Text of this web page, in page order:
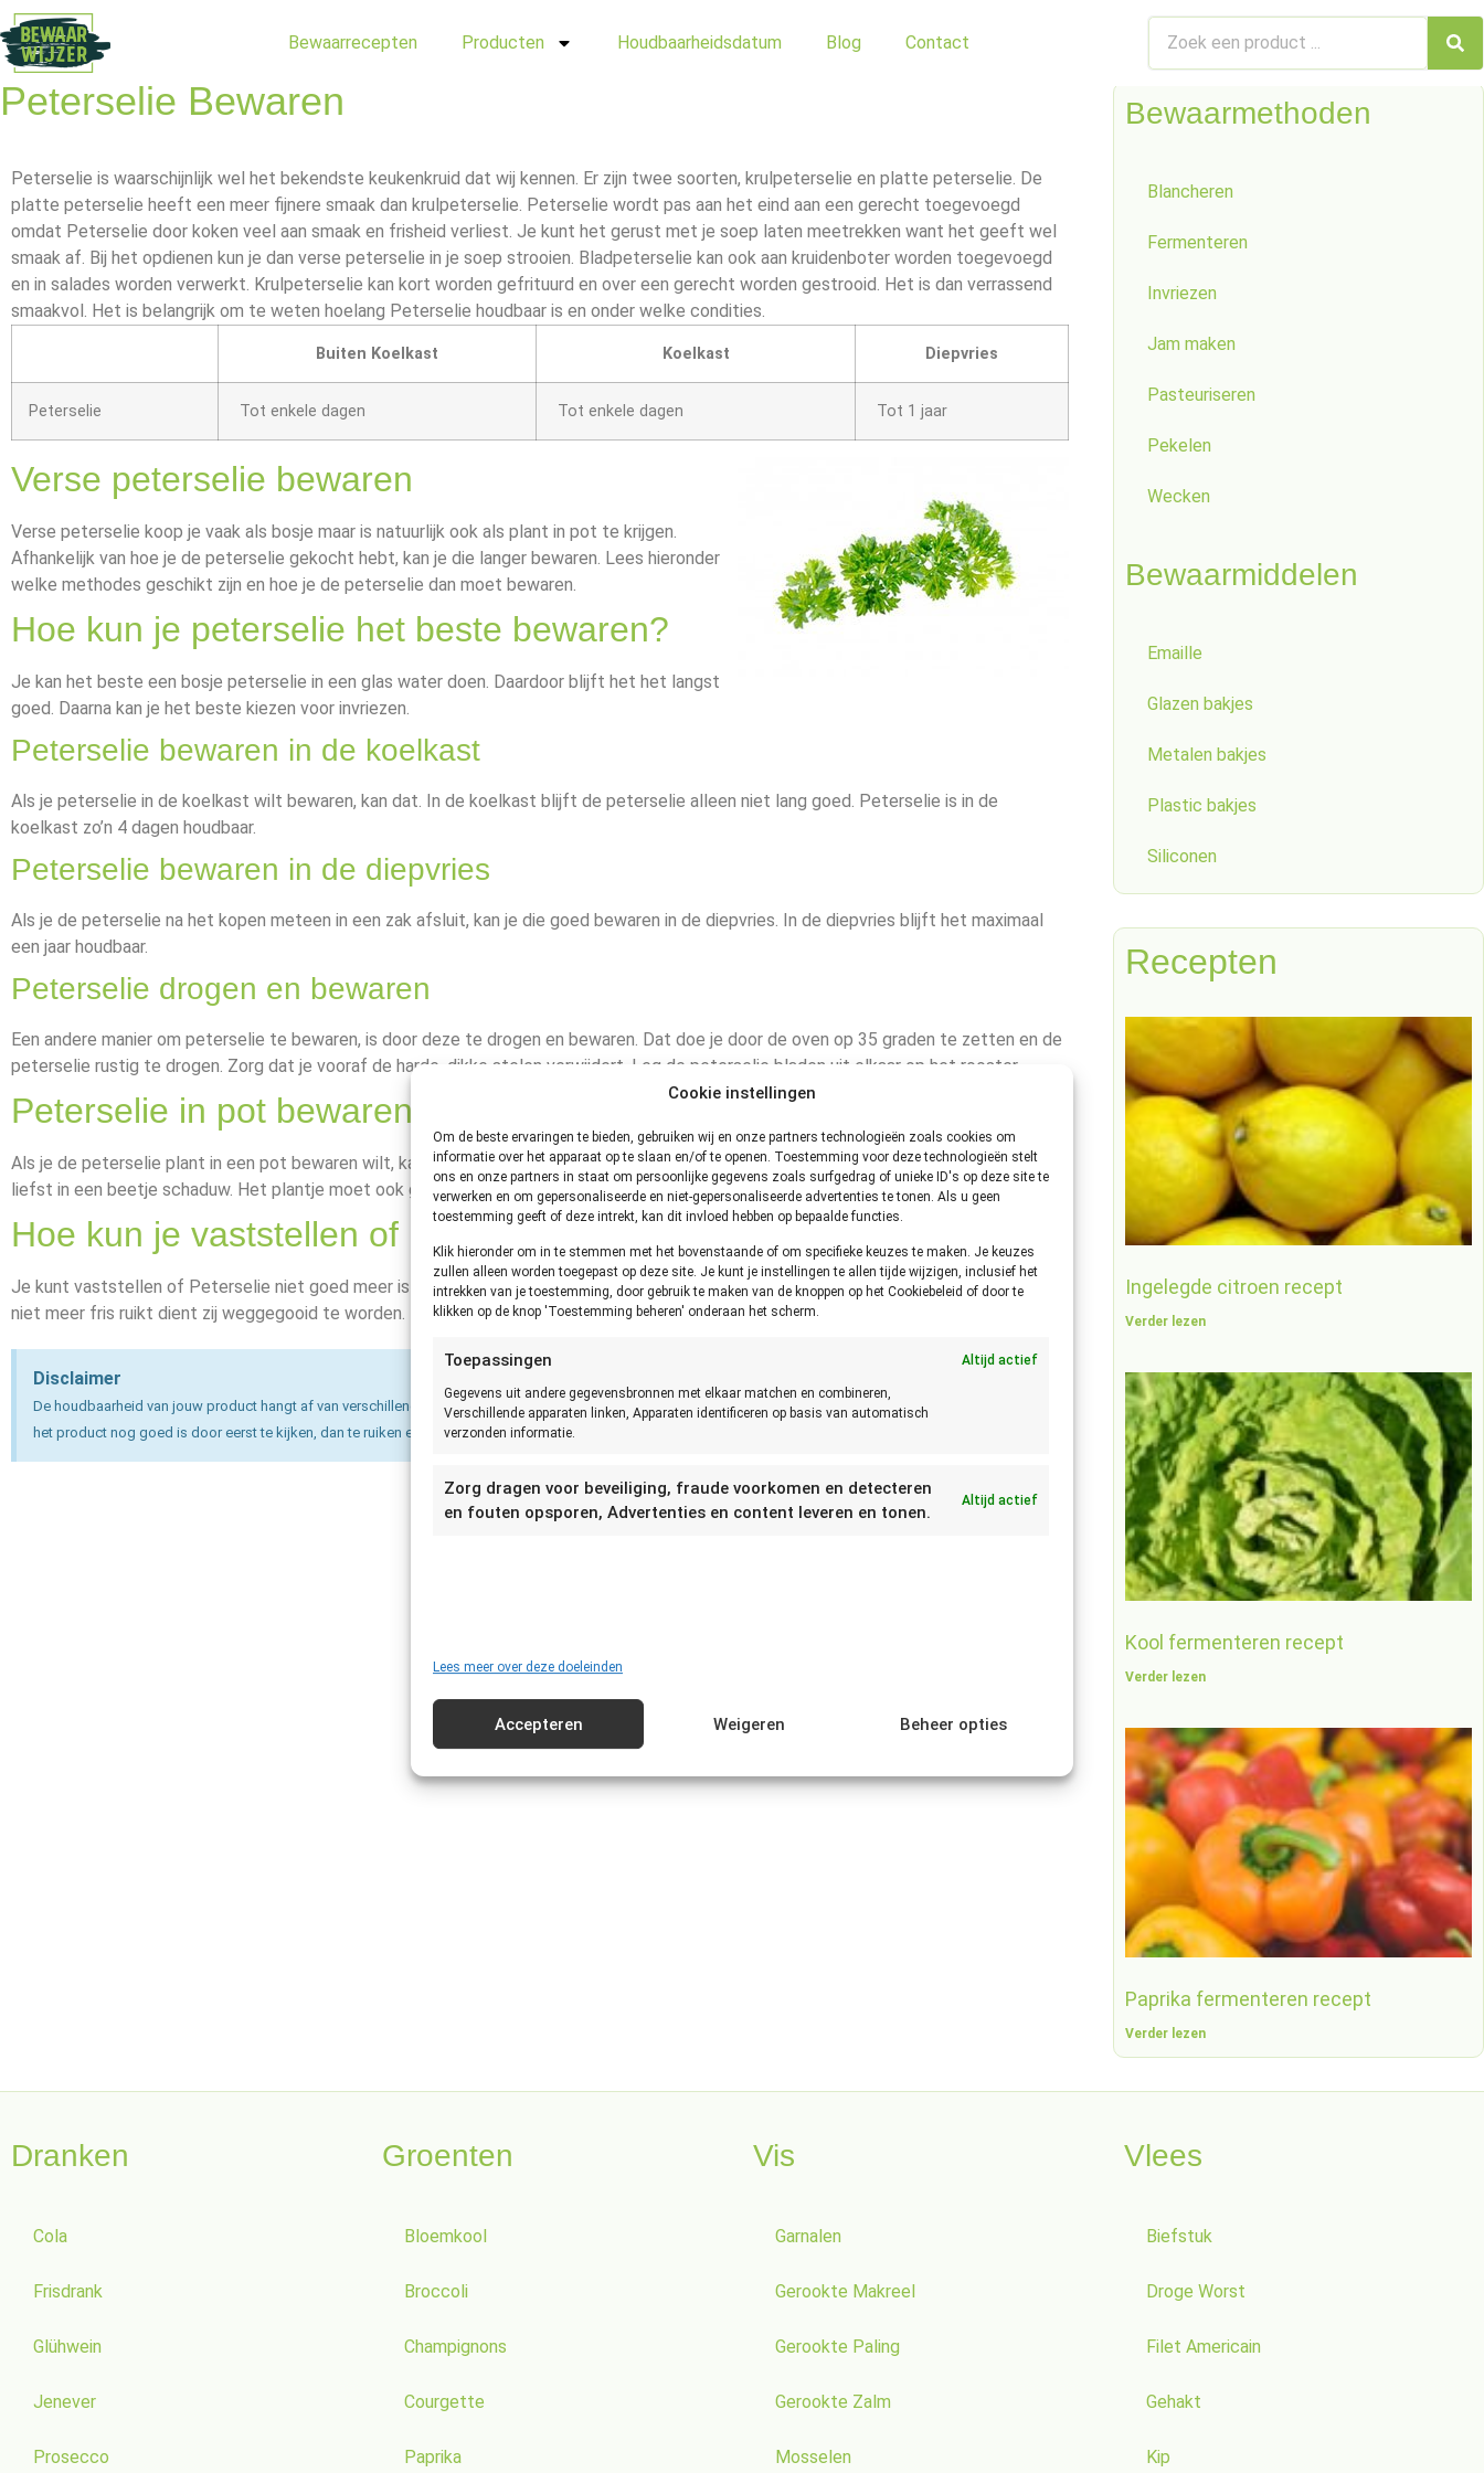
Cookie instellingen
Om de beste ervaringen te bieden, gebruiken wij en onze partners technologieën zoals cookies om
informatie over het apparaat op te slaan en/of te openen. Toestemming voor deze technologieën stelt
ons en onze partners in staat om persoonlijke gegevens zoals surfgedrag of unieke ID's op deze site te
verwerken en om gepersonaliseerde en niet-gepersonaliseerde advertenties te tonen. Als u geen
toestemming geeft of deze intrekt, kan dit invloed hebben op bepaalde functies.
Klik hieronder om in te stemmen met het bovenstaande of om specifieke keuzes te maken. Je keuzes
zullen alleen worden toegepast op deze site. Je kunt je instellingen te allen tijde wijzigen, inclusief het
intrekken van je toestemming, door gebruik te maken van de knoppen op het Cookiebeleid of door te
klikken op de knop 'Toestemming beheren' onderaan het scherm.
Toepassingen Altijd actief
Gegevens uit andere gegevensbronnen met elkaar matchen en combineren,
Verschillende apparaten linken, Apparaten identificeren op basis van automatisch
verzonden informatie.
Zorg dragen voor beveiliging, fraude voorkomen en detecteren
en fouten opsporen, Advertenties en content leveren en tonen.
Altijd actief
Lees meer over deze doeleinden
Accepteren Weigeren Beheer opties
Bewaarrecepten Producten Houdbaarheidsdatum Blog Contact
Peterselie Bewaren
Peterselie is waarschijnlijk wel het bekendste keukenkruid dat wij kennen. Er zijn twee soorten, krulpeterselie en platte peterselie. De
platte peterselie heeft een meer fijnere smaak dan krulpeterselie. Peterselie wordt pas aan het eind aan een gerecht toegevoegd
omdat Peterselie door koken veel aan smaak en frisheid verliest. Je kunt het gerust met je soep laten meetrekken want het geeft wel
smaak af. Bij het opdienen kun je dan verse peterselie in je soep strooien. Bladpeterselie kan ook aan kruidenboter worden toegevoegd
en in salades worden verwerkt. Krulpeterselie kan kort worden gefrituurd en over een gerecht worden gestrooid. Het is dan verrassend
smaakvol. Het is belangrijk om te weten hoelang Peterselie houdbaar is en onder welke condities.
Buiten Koelkast Koelkast Diepvries
Peterselie Tot enkele dagen Tot enkele dagen Tot 1 jaar
Verse peterselie bewaren
Verse peterselie koop je vaak als bosje maar is natuurlijk ook als plant in pot te krijgen.
Afhankelijk van hoe je de peterselie gekocht hebt, kan je die langer bewaren. Lees hieronder
welke methodes geschikt zijn en hoe je de peterselie dan moet bewaren.
Hoe kun je peterselie het beste bewaren?
Je kan het beste een bosje peterselie in een glas water doen. Daardoor blijft het het langst
goed. Daarna kan je het beste kiezen voor invriezen.
Peterselie bewaren in de koelkast
Als je peterselie in de koelkast wilt bewaren, kan dat. In de koelkast blijft de peterselie alleen niet lang goed. Peterselie is in de
koelkast zo’n 4 dagen houdbaar.
Peterselie bewaren in de diepvries
Als je de peterselie na het kopen meteen in een zak afsluit, kan je die goed bewaren in de diepvries. In de diepvries blijft het maximaal
een jaar houdbaar.
Peterselie drogen en bewaren
Een andere manier om peterselie te bewaren, is door deze te drogen en bewaren. Dat doe je door de oven op 35 graden te zetten en de
peterselie rustig te drogen. Zorg dat je vooraf de harde, dikke stelen verwijdert. Leg de peterselie bladen uit elkaar op het rooster.
Peterselie in pot bewaren
Als je de peterselie plant in een pot bewaren wilt, kan dat natuurlijk ook. Zorg dat de peterselie niet in de volle zon komt te staan. Het
liefst in een beetje schaduw. Het plantje moet ook genoeg ruimte voor de wortels hebben. Dus een hoge pot is ideaal.
Hoe kun je vaststellen of Peterselie niet meer goed is?
Je kunt vaststellen of Peterselie niet goed meer is door te kijken, ruiken en proeven. Als de Peterselie slap is, rotte plekjes heeft en
niet meer fris ruikt dient zij weggegooid te worden.
Disclaimer
De houdbaarheid van jouw product hangt af van verschillende factoren en kan daarom afwijken van de hier getoonde houdbaarheid! Stel daarom altijd vast of
het product nog goed is door eerst te kijken, dan te ruiken en dan pas te proeven. Bij twijfel altijd het product weggooien.
Bewaarmethoden
Blancheren
Fermenteren
Invriezen
Jam maken
Pasteuriseren
Pekelen
Wecken
Bewaarmiddelen
Emaille
Glazen bakjes
Metalen bakjes
Plastic bakjes
Siliconen
Recepten
Ingelegde citroen recept
Verder lezen
Kool fermenteren recept
Verder lezen
Paprika fermenteren recept
Verder lezen
Dranken
Cola
Frisdrank
Glühwein
Jenever
Prosecco
Groenten
Bloemkool
Broccoli
Champignons
Courgette
Paprika
Vis
Garnalen
Gerookte Makreel
Gerookte Paling
Gerookte Zalm
Mosselen
Vlees
Biefstuk
Droge Worst
Filet Americain
Gehakt
Kip